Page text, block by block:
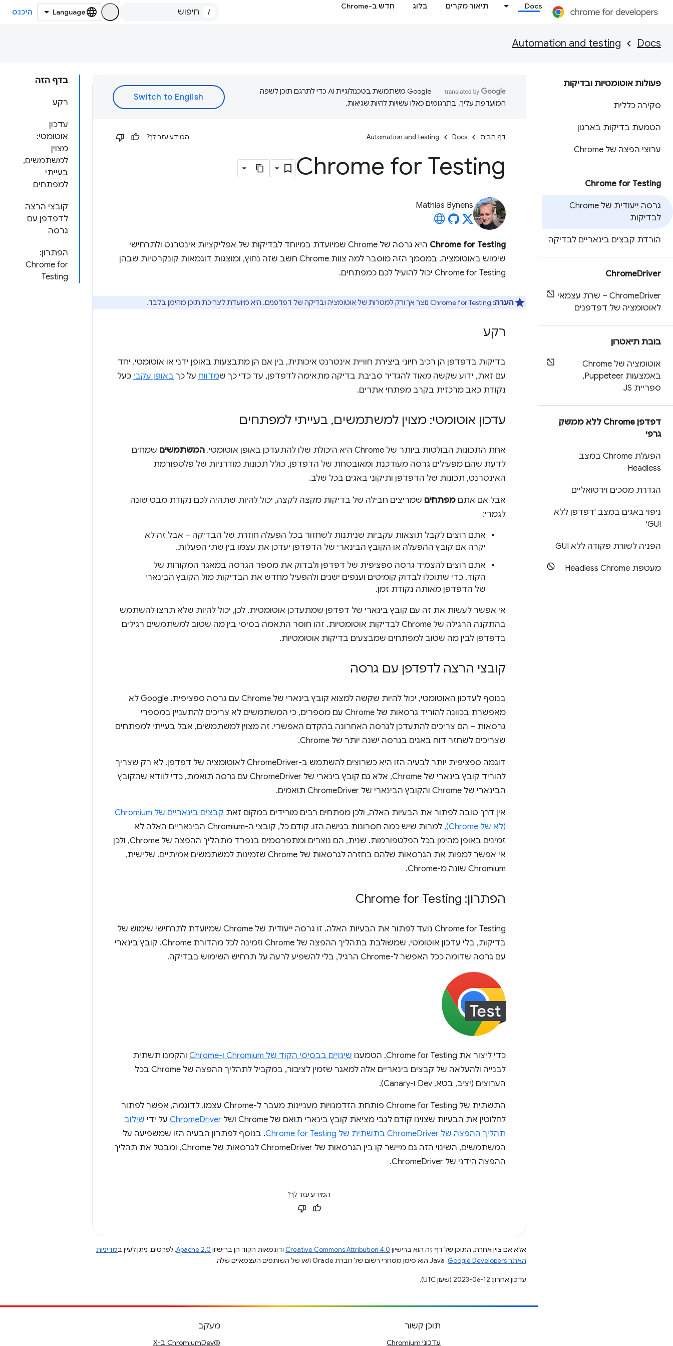
Docs תיאור מקרים בלוג חדש ב-Chrome
/ היכנס
Docs
Automation and testing
פעולות אוטומטיות ובדיקות
סקירה כללית
הטמעת בדיקות בארגון
ערוצי הפצה של Chrome
Chrome for Testing
גרסה ייעודית של Chrome
לבדיקות
הורדת קבצים בינאריים לבדיקה
ChromeDriver
‫Chrome Driver – שרת עצמאי
לאוטומציה של דפדפנים
בובת תיאטרון
אוטומציה של Chrome
באמצעות Puppeteer
,
ספריית JS
דפדפן Chrome ללא ממשק
גרפי
הפעלת Chrome במצב
Headless
הגדרת מסכים וירטואליים
ניפוי באגים במצב 'דפדפן ללא
GUI'
הפניה לשורת פקודה ללא GUI
מעטפת Headless Chrome
בדף הזה
רקע
עדכון
אוטומטי:
מצוין
למשתמשים,
בעייתי
למפתחים
קובצי הרצה
לדפדפן עם
גרסה
הפתרון:
Chrome for
Testing
‫Google משתמשת בטכנולוגיית AI כדי לתרגם תוכן לשפה
המועדפת עליך. בתרגומים כאלו עשויות להיות שגיאות.
דף הבית Docs
Automation and testing המידע עזר לך?
Chrome for Testing
Mathias Bynens
Chrome for Testing
היא גרסה של Chrome שמיועדת במיוחד לבדיקות של אפליקציות אינטרנט ולתרחישי
שימוש באוטומציה. במסמך הזה מוסבר למה צוות Chrome חשב שזה נחוץ, ומוצגות דוגמאות קונקרטיות שבהן
Chrome for Testing יכול להועיל לכם כמפתחים.
הערה:
רקע
בדיקות בדפדפן הן רכיב חיוני ביצירת חוויית אינטרנט איכותית, בין אם הן מתבצעות באופן ידני או אוטומטי. יחד
עם זאת, ידוע שקשה מאוד להגדיר סביבת בדיקה מתאימה לדפדפן, עד כדי כך שמדווח על כך באופן עקבי כעל
נקודת כאב מרכזית בקרב מפתחי אתרים.
עדכון אוטומטי: מצוין למשתמשים, בעייתי למפתחים
אחת התכונות הבולטות ביותר של Chrome היא היכולת שלו להתעדכן באופן אוטומטי. המשתמשים שמחים
לדעת שהם מפעילים גרסה מעודכנת ומאובטחת של הדפדפן, כולל תכונות מודרניות של פלטפורמת
האינטרנט, תכונות של הדפדפן ותיקוני באגים בכל שלב.
אבל אם אתם מפתחים שמריצים חבילה של בדיקות מקצה לקצה, יכול להיות שתהיה לכם נקודת מבט שונה
לגמרי:
אתם רוצים לקבל תוצאות עקביות שניתנות לשחזור בכל הפעלה חוזרת של הבדיקה – אבל זה לא
יקרה אם קובץ ההפעלה או הקובץ הבינארי של הדפדפן יעדכן את עצמו בין שתי הפעלות.
אתם רוצים להצמיד גרסה ספציפית של דפדפן ולבדוק את מספר הגרסה במאגר המקורות של
הקוד, כדי שתוכלו לבדוק קומיטים וענפים ישנים ולהפעיל מחדש את הבדיקות מול הקובץ הבינארי
של הדפדפן מאותה נקודת זמן.
אי אפשר לעשות את זה עם קובץ בינארי של דפדפן שמתעדכן אוטומטית. לכן, יכול להיות שלא תרצו להשתמש
בהתקנה הרגילה של Chrome לבדיקות אוטומטיות. זהו חוסר התאמה בסיסי בין מה שטוב למשתמשים רגילים
בדפדפן לבין מה שטוב למפתחים שמבצעים בדיקות אוטומטיות.
קובצי הרצה לדפדפן עם גרסה
בנוסף לעדכון האוטומטי, יכול להיות שקשה למצוא קובץ בינארי של Chrome עם גרסה ספציפית. Google לא
מאפשרת בכוונה להוריד גרסאות של Chrome עם מספרים, כי המשתמשים לא צריכים להתעניין במספרי
גרסאות – הם צריכים להתעדכן לגרסה האחרונה בהקדם האפשרי. זה מצוין למשתמשים, אבל בעייתי למפתחים
שצריכים לשחזר דוח באגים בגרסה ישנה יותר של Chrome.
דוגמה ספציפית יותר לבעיה הזו היא כשרוצים להשתמש ב-ChromeDriver לאוטומציה של דפדפן. לא רק שצריך
להוריד קובץ בינארי של Chrome, אלא גם קובץ בינארי של ChromeDriver עם גרסה תואמת, כדי לוודא שהקובץ
הבינארי של Chrome והקובץ הבינארי של ChromeDriver תואמים.
אין דרך טובה לפתור את הבעיות האלה, ולכן מפתחים רבים מורידים במקום זאת
קבצים בינאריים של Chromium
(לא של Chrome)
, למרות שיש כמה חסרונות בגישה הזו. קודם כל, קובצי ה-Chromium הבינאריים האלה לא
זמינים באופן מהימן בכל הפלטפורמות. שנית, הם נוצרים ומתפרסמים בנפרד מתהליך ההפצה של Chrome, ולכן
אי אפשר למפות את הגרסאות שלהם בחזרה לגרסאות של Chrome שזמינות למשתמשים אמיתיים. שלישית,
Chromium שונה מ-Chrome.
הפתרון: Chrome for Testing
‫Chrome for Testing נועד לפתור את הבעיות האלה. זו גרסה ייעודית של Chrome שמיועדת לתרחישי שימוש של
בדיקות, בלי עדכון אוטומטי, שמשולבת בתהליך ההפצה של Chrome וזמינה לכל מהדורת Chrome. קובץ בינארי
עם גרסה שדומה ככל האפשר ל-Chrome הרגיל, בלי להשפיע לרעה על תרחיש השימוש בבדיקה.
כדי ליצור את Chrome for Testing, הטמענו שינויים בבסיסי הקוד של Chromium ו-Chrome
והקמנו תשתית
לבנייה ולהעלאה של קבצים בינאריים אלה למאגר שזמין לציבור, במקביל לתהליך ההפצה של Chrome בכל
הערוצים (יציב, בטא, Dev ו-Canary).
התשתית של Chrome for Testing פותחת הזדמנויות מעניינות מעבר ל-Chrome עצמו. לדוגמה, אפשר לפתור
לחלוטין את הבעיות שצוינו קודם לגבי מציאת קובץ בינארי תואם של Chrome ושל
ChromeDriver על ידי שילוב
תהליך ההפצה של ChromeDriver בתשתית של Chrome for Testing
. בנוסף לפתרון הבעיה הזו שמשפיעה על
המשתמשים, השינוי הזה גם מיישר קו בין הגרסאות של ChromeDriver לגרסאות של Chrome, ומבטל את תהליך
ההפצה הידני של ChromeDriver.
המידע עזר לך?
אלא אם צוין אחרת, התוכן של דף זה הוא ברישיון Creative Commons Attribution 4.0 ודוגמאות הקוד הן ברישיון Apache 2.0. לפרטים, ניתן לעיין במדיניות
האתר Google Developers‏
.‏ Java הוא סימן מסחרי רשום של חברת Oracle ו/או של השותפים העצמאיים שלה.
עדכון אחרון: 2023-06-12 (שעון UTC).
תוכן קשור
עדכוני Chromium
מעקב
@ChromiumDev ב-X